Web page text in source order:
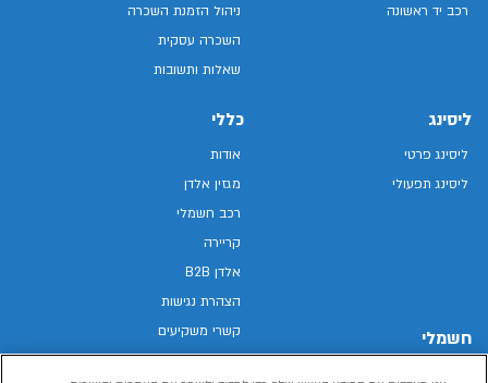
רכב יד ראשונה
ניהול הזמנת השכרה
השכרה עסקית
שאלות ותשובות
ליסינג
ליסינג פרטי
ליסינג תפעולי
חשמלי
כללי
אודות
מגזין אלדן
רכב חשמלי
קריירה
אלדן B2B
הצהרת נגישות
קשרי משקיעים
מפת האתר